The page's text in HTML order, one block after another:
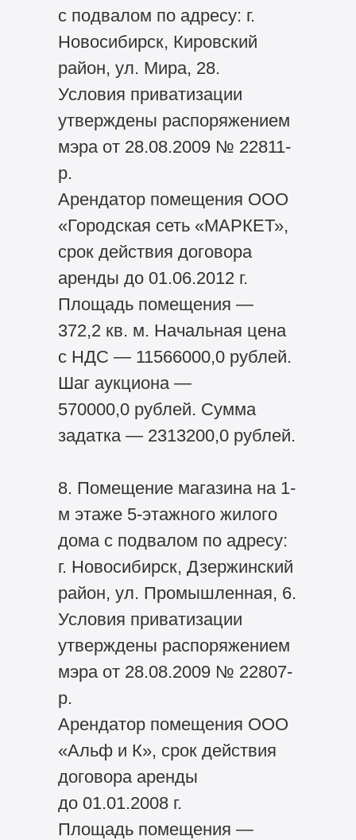
с подвалом по адресу: г.
Новосибирск, Кировский
район, ул. Мира, 28.
Условия приватизации
утверждены распоряжением
мэра от 28.08.2009 № 22811-
р.
Арендатор помещения ООО
«Городская сеть «МАРКЕТ»,
срок действия договора
аренды до 01.06.2012 г.
Площадь помещения —
372,2 кв. м. Начальная цена
с НДС — 11566000,0 рублей.
Шаг аукциона —
570000,0 рублей. Сумма
задатка — 2313200,0 рублей.
8. Помещение магазина на 1-
м этаже 5-этажного жилого
дома с подвалом по адресу:
г. Новосибирск, Дзержинский
район, ул. Промышленная, 6.
Условия приватизации
утверждены распоряжением
мэра от 28.08.2009 № 22807-
р.
Арендатор помещения ООО
«Альф и К», срок действия
договора аренды
до 01.01.2008 г.
Площадь помещения —